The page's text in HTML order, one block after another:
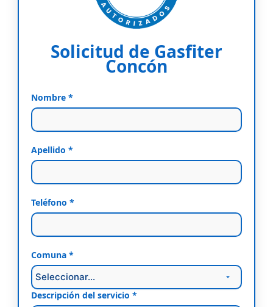
Solicitud de Gasfiter
Concón
Nombre *
Apellido *
Teléfono *
Comuna *
Descripción del servicio *